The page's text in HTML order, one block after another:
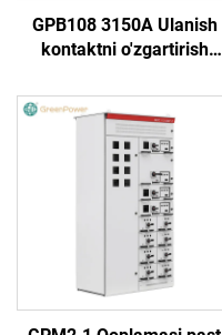
GPB108 3150A Ulanish
kontaktni o'zgartirish